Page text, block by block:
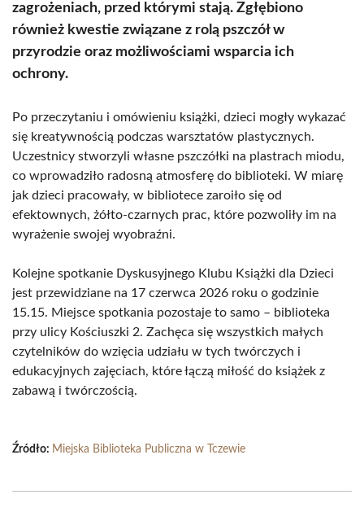
zagrożeniach, przed którymi stają. Zgłębiono
również kwestie związane z rolą pszczół w
przyrodzie oraz możliwościami wsparcia ich
ochrony.
Po przeczytaniu i omówieniu książki, dzieci mogły wykazać
się kreatywnością podczas warsztatów plastycznych.
Uczestnicy stworzyli własne pszczółki na plastrach miodu,
co wprowadziło radosną atmosferę do biblioteki. W miarę
jak dzieci pracowały, w bibliotece zaroiło się od
efektownych, żółto-czarnych prac, które pozwoliły im na
wyrażenie swojej wyobraźni.
Kolejne spotkanie Dyskusyjnego Klubu Książki dla Dzieci
jest przewidziane na 17 czerwca 2026 roku o godzinie
15.15. Miejsce spotkania pozostaje to samo – biblioteka
przy ulicy Kościuszki 2. Zachęca się wszystkich małych
czytelników do wzięcia udziału w tych twórczych i
edukacyjnych zajęciach, które łączą miłość do książek z
zabawą i twórczością.
Źródło: Miejska Biblioteka Publiczna w Tczewie